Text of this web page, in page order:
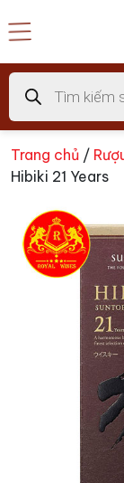
đến
dung
Tìm
kiếm
sản
phẩm
Trang chủ /
Hibiki 21 Years